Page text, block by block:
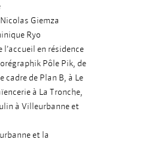
Giemza
Ryo
en résidence
Pôle Pik, de
cadre de Plan B, à Le
à La Tronche,
à Villeurbanne et
et la